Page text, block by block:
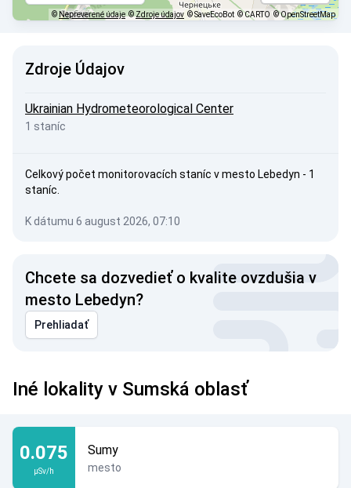
© Nepreverené údaje © Zdroje údajov © SaveEcoBot © CARTO © OpenStreetMap
Zdroje Údajov
Ukrainian Hydrometeorological Center
1 staníc
Celkový počet monitorovacích staníc v mesto Lebedyn - 1
staníc.
K dátumu 6 august 2026, 07:10
Chcete sa dozvedieť o kvalite ovzdušia v
mesto Lebedyn?
Prehliadať
Iné lokality v Sumská oblasť
0.075
µSv/h
Sumy
mesto